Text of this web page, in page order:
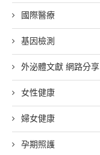
國際醫療
基因檢測
外泌體文獻 網路分享
女性健康
婦女健康
孕期照護